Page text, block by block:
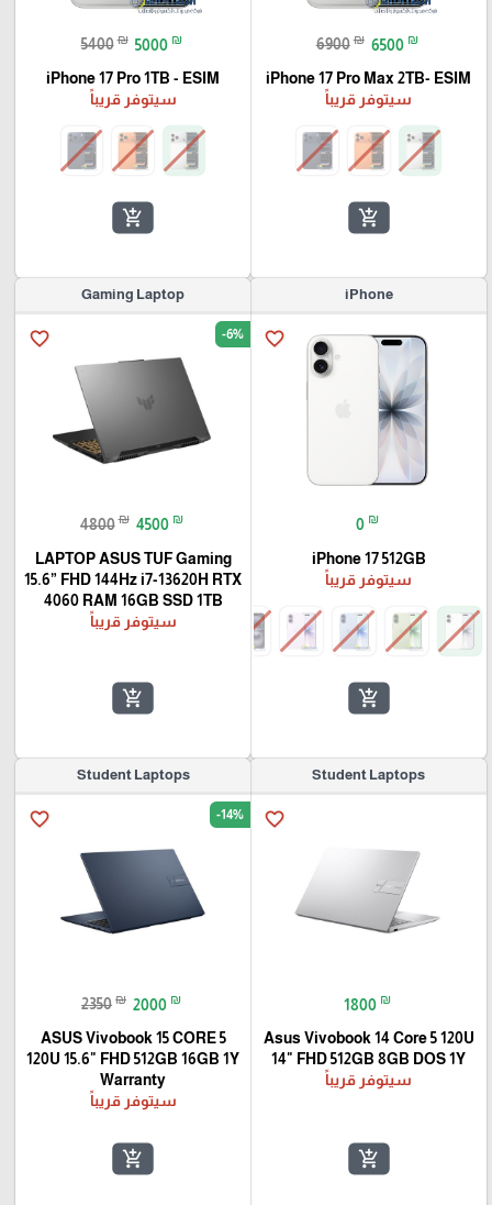
6900 ₪ 6500 ₪
iPhone 17 Pro Max 2TB- ESIM
سيتوفر قريباً
add_shopping_cart
5400 ₪ 5000 ₪
iPhone 17 Pro 1TB - ESIM
سيتوفر قريباً
add_shopping_cart
iPhone
favorite_border
0 ₪
iPhone 17 512GB
سيتوفر قريباً
add_shopping_cart
Gaming Laptop
favorite_border -6%
4800 ₪ 4500 ₪
LAPTOP ASUS TUF Gaming
15.6” FHD 144Hz i7-13620H RTX
4060 RAM 16GB SSD 1TB
سيتوفر قريباً
add_shopping_cart
Student Laptops
favorite_border
1800 ₪
‏Asus Vivobook 14 Core 5 120U
14" FHD 512GB 8GB DOS 1Y
سيتوفر قريباً
add_shopping_cart
Student Laptops
favorite_border -14%
2350 ₪ 2000 ₪
ASUS Vivobook 15 CORE 5
120U 15.6" FHD 512GB 16GB 1Y
Warranty
سيتوفر قريباً
add_shopping_cart